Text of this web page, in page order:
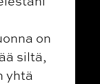
on
siltä,
yhtä